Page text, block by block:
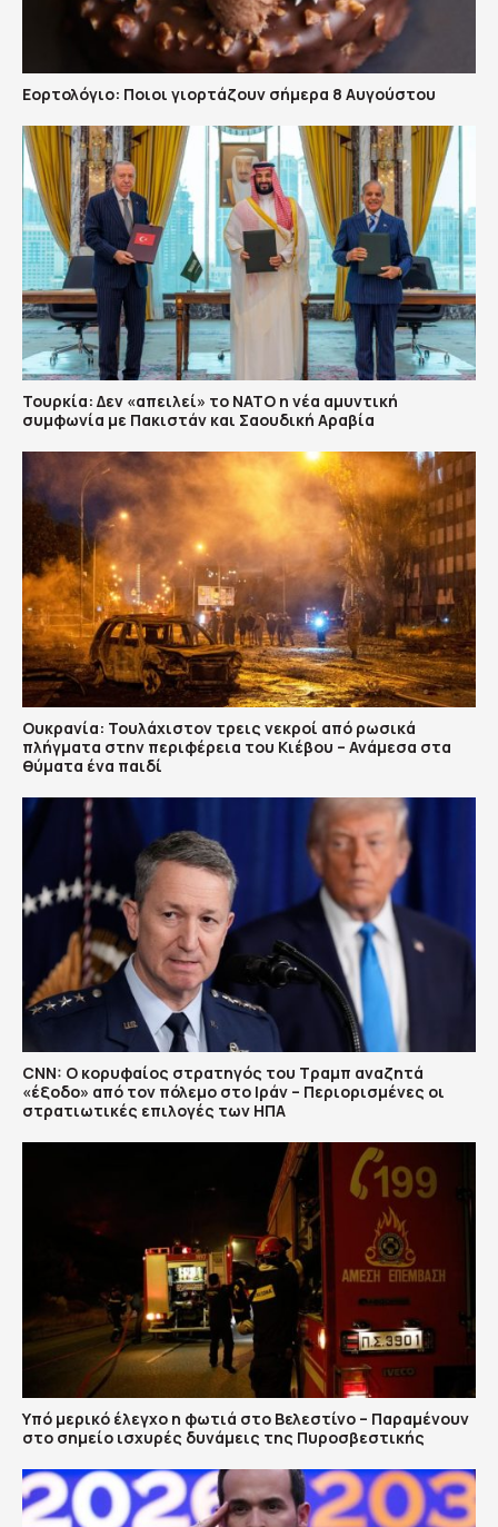
Εορτολόγιο: Ποιοι γιορτάζουν σήμερα 8 Αυγούστου
Τουρκία: Δεν «απειλεί» το ΝΑΤΟ η νέα αμυντική
συμφωνία με Πακιστάν και Σαουδική Αραβία
Ουκρανία: Τουλάχιστον τρεις νεκροί από ρωσικά
πλήγματα στην περιφέρεια του Κιέβου – Ανάμεσα στα
θύματα ένα παιδί
CNN: Ο κορυφαίος στρατηγός του Τραμπ αναζητά
«έξοδο» από τον πόλεμο στο Ιράν – Περιορισμένες οι
στρατιωτικές επιλογές των ΗΠΑ
Υπό μερικό έλεγχο η φωτιά στο Βελεστίνο – Παραμένουν
στο σημείο ισχυρές δυνάμεις της Πυροσβεστικής